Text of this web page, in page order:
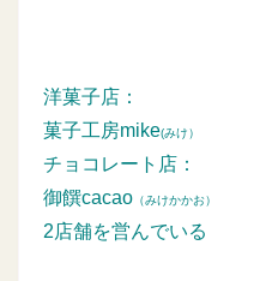
洋菓子店：
菓子工房mike(みけ）
チョコレート店：
御饌cacao （みけかかお）
2店舗を営んでいる